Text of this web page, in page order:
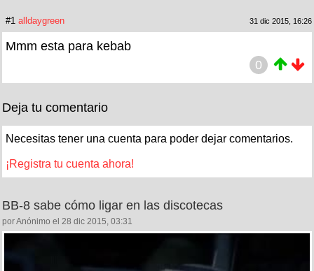
#1 alldaygreen 31 dic 2015, 16:26
Mmm esta para kebab
0
Deja tu comentario
Necesitas tener una cuenta para poder dejar comentarios.
¡Registra tu cuenta ahora!
BB-8 sabe cómo ligar en las discotecas
por Anónimo el 28 dic 2015, 03:31